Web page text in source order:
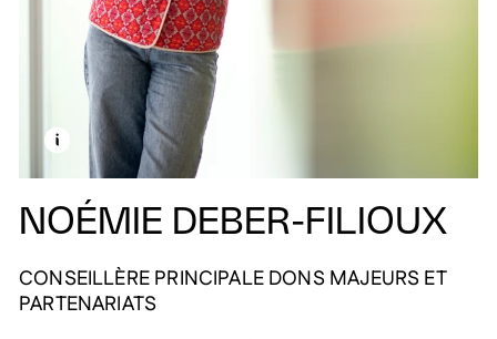
NOÉMIE DEBER-FILIOUX
CONSEILLÈRE PRINCIPALE DONS MAJEURS ET
PARTENARIATS
EN SAVOIR PLUS SUR CETTE IMAGE
OUVRIR LA MODALE